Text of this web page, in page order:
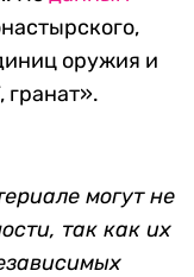
оружия и
гранат».
могут не
так как их